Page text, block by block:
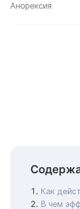
Анорексия
Как
В чем